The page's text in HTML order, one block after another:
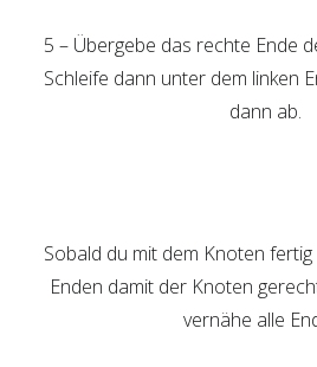
5 – Übergebe das rechte Ende
Schleife dann unter dem linken
dann ab.
Sobald du mit dem Knoten
Enden damit der Knoten
vernähe alle